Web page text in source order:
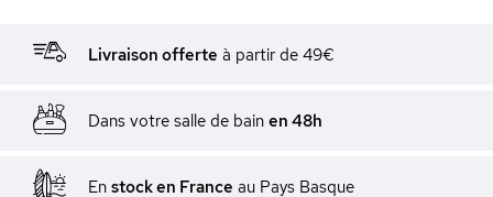
Livraison offerte à partir de 49€
Dans votre salle de bain en 48h
En stock en France au Pays Basque